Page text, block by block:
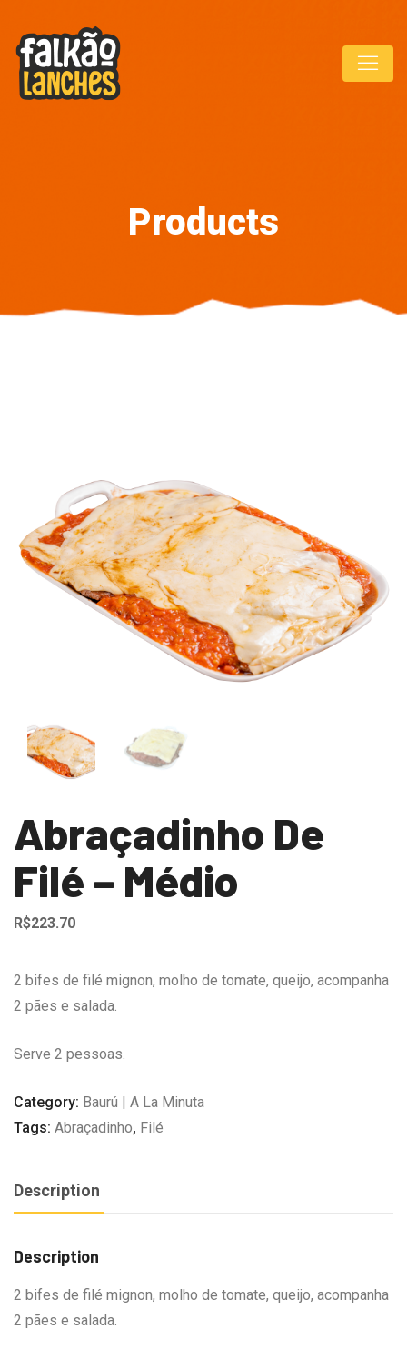
Products
Abraçadinho De
Filé – Médio
R$223.70
2 bifes de filé mignon, molho de tomate, queijo, acompanha
2 pães e salada.
Serve 2 pessoas.
Category: Baurú | A La Minuta
Tags: Abraçadinho, Filé
Description
Description
2 bifes de filé mignon, molho de tomate, queijo, acompanha
2 pães e salada.